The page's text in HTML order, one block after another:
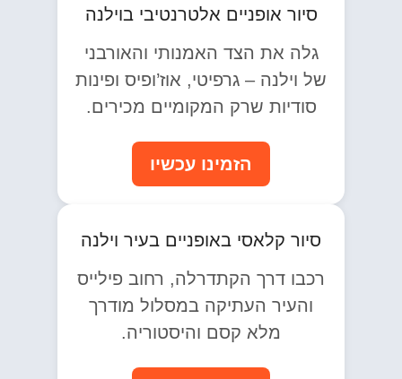
סיור אופניים אלטרנטיבי בוילנה
גלה את הצד האמנותי והאורבני
של וילנה – גרפיטי, אוז’ופיס ופינות
סודיות שרק המקומיים מכירים.
הזמינו עכשיו
סיור קלאסי באופניים בעיר וילנה
רכבו דרך הקתדרלה, רחוב פילייס
והעיר העתיקה במסלול מודרך
מלא קסם והיסטוריה.